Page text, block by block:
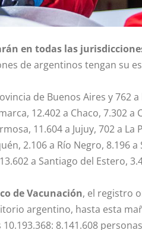
en todas las
de argentinos tengan su
de Buenos Aires y 762
12.402 a Chaco, 7.302 a
11.604 a Jujuy, 702 a La
2.106 a Río Negro, 8.196 a
a Santiago del Estero,
de Vacunación, el registro
argentino, hasta esta
8.141.608